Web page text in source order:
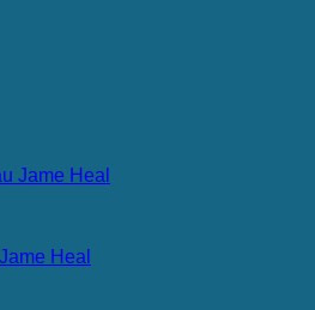
Heal